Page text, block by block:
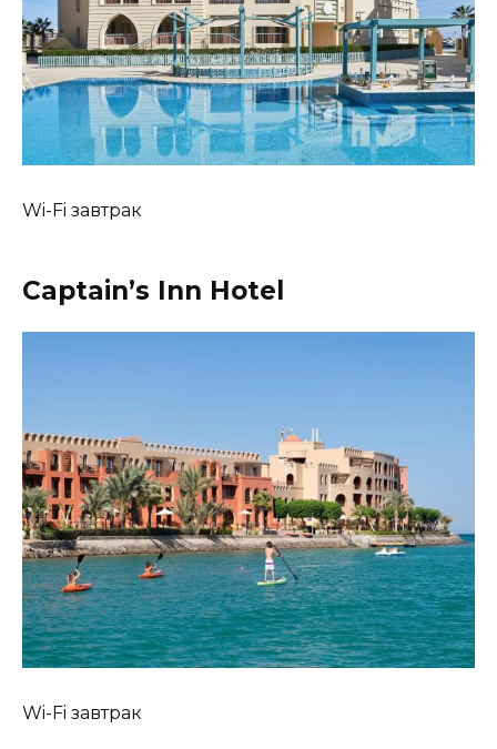
Wi-Fi завтрак
Captain’s Inn Hotel
Wi-Fi завтрак